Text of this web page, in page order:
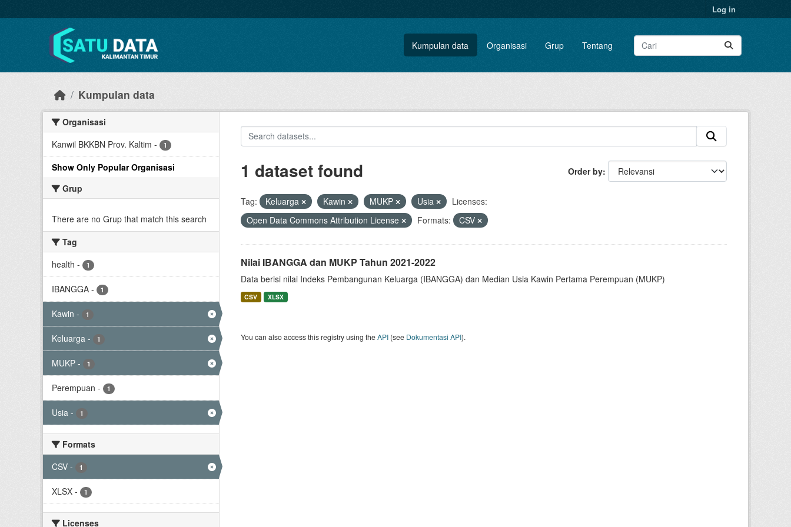
Log in
Kumpulan data Organisasi Grup Tentang
Kumpulan data
Organisasi
Kanwil BKKBN Prov. Kaltim - 1
Show Only Popular Organisasi
Grup
There are no Grup that match this search
Tag
health - 1
IBANGGA - 1
Kawin - 1
Keluarga - 1
MUKP - 1
Perempuan - 1
Usia - 1
Formats
CSV - 1
XLSX - 1
Licenses
Order by
1 dataset found
Tag: Keluarga Kawin MUKP Usia
Licenses:
Open Data Commons Attribution License
Formats: CSV
Nilai IBANGGA dan MUKP Tahun 2021-2022
Data berisi nilai Indeks Pembangunan Keluarga (IBANGGA) dan Median Usia Kawin Pertama Perempuan (MUKP)
CSV XLSX
You can also access this registry using theAPI(see Dokumentasi API).